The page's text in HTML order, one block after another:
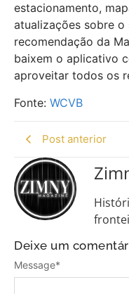
estacionamento,
atualizações sobre
recomendação da
baixem o aplicativo
aproveitar todos os
Fonte: WCVB
Post anterior
Deixe um
Message*